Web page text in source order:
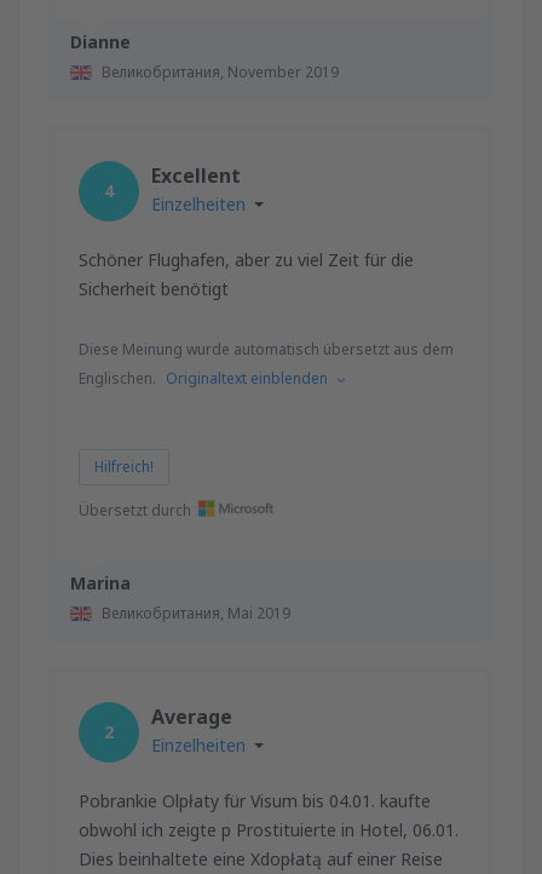
Dianne
Великобритания, November 2019
Marina
Великобритания, Mai 2019
4
Excellent
Einzelheiten
Schöner Flughafen, aber zu viel Zeit für die
Sicherheit benötigt
Diese Meinung wurde automatisch übersetzt aus dem
Englischen. Originaltext einblenden
Hilfreich!
Übersetzt durch
2
Average
Einzelheiten
Pobrankie Olpłaty für Visum bis 04.01. kaufte
obwohl ich zeigte p Prostituierte in Hotel, 06.01.
Dies beinhaltete eine Xdopłatą auf einer Reise